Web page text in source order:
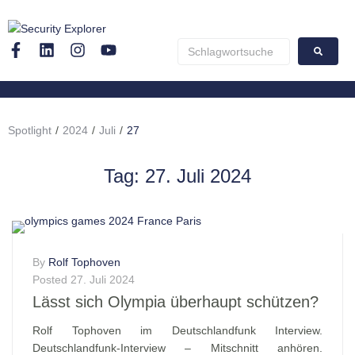
Spotlight / 2024 / Juli / 27
Tag: 27. Juli 2024
By Rolf Tophoven
Posted 27. Juli 2024
Lässt sich Olympia überhaupt schützen?
Rolf Tophoven im Deutschlandfunk Interview.
Deutschlandfunk-Interview – Mitschnitt anhören.